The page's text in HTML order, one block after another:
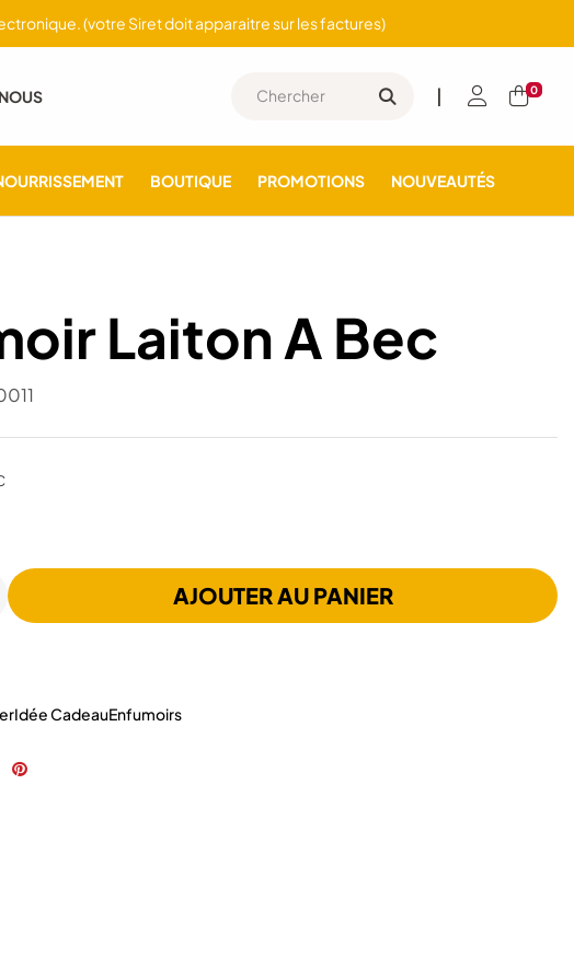
(votre Siret doit apparaitre sur les factures)
| 0
BOUTIQUE PROMOTIONS NOUVEAUTÉS
Laiton A Bec
AJOUTER AU PANIER
Idée CadeauEnfumoirs